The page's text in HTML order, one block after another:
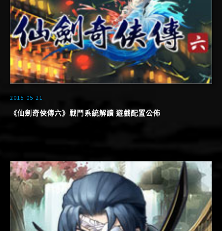
2015-05-21
《仙劍奇俠傳六》戰鬥系統解讀 遊戲配置公佈